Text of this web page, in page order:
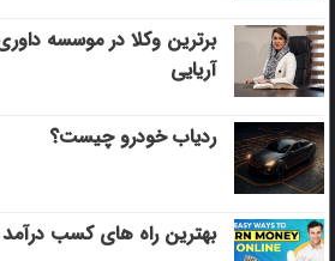
برترین وکلا در موسسه
آریایی
ردیاب خودرو چیست؟
بهترین راه های کسب